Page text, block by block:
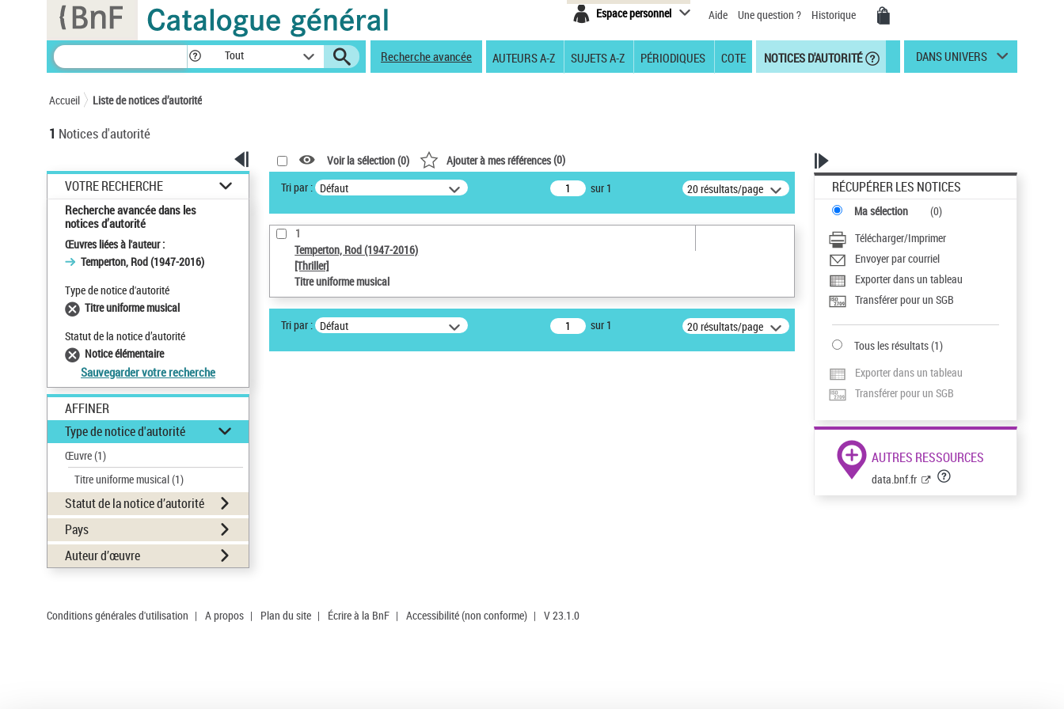
Espace personnel Aide Une question ? Historique
Tout Recherche avancée AUTEURS A-Z SUJETS A-Z PÉRIODIQUES COTE NOTICES D'AUTORITÉ DANS UNIVERS
Accueil Liste de notices d’autorité
1 Notices d'autorité
VOTRE RECHERCHE
Recherche avancée dans les
notices d’autorité
Œuvres liées à l'auteur :
Temperton, Rod (1947-2016)
Type de notice d'autorité
Titre uniforme musical
Statut de la notice d’autorité
Notice élémentaire
Sauvegarder votre recherche
AFFINER
Type de notice d'autorité
Œuvre(1)
Titre uniforme musical(1)
Statut de la notice d’autorité
Pays
Auteur d’œuvre
Voir la sélection (0) Ajouter à mes références(0)
Tri par : Défaut sur 1 20 résultats/page
1
Temperton, Rod (1947-2016)
[Thriller]
Titre uniforme musical
Tri par : Défaut sur 1 20 résultats/page
RÉCUPÉRER LES NOTICES
Ma sélection (0)
Télécharger/Imprimer
Envoyer par courriel
Exporter dans un tableau
Transférer pour un SGB
Tous les résultats(1)
Exporter dans un tableau
Transférer pour un SGB
AUTRES RESSOURCES
data.bnf.fr
Conditions générales d'utilisation | A propos | Plan du site | Écrire à la BnF | Accessibilité (non conforme) | V 23.1.0
Panneau de gestion des cookies